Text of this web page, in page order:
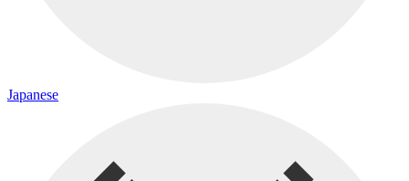
Japanese